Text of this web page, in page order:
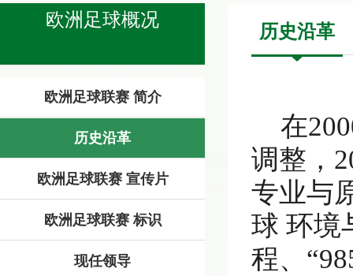
欧洲足球概况
欧洲足球联赛 简介
历史沿革
欧洲足球联赛 宣传片
欧洲足球联赛 标识
现任领导
历史沿革
在
调整，
专业与
球 环境
程、